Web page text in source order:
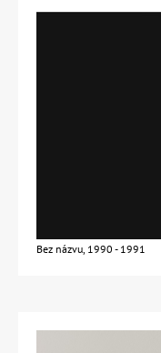
Bez názvu, 1990 - 1991